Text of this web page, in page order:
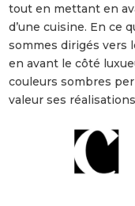
tout en mettant en
d’une cuisine. En ce
sommes dirigés vers
en avant le côté
couleurs sombres
valeur ses